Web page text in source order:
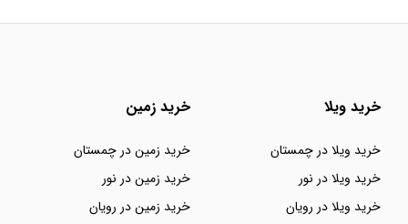
خرید ویلا
خرید ویلا در چمستان
خرید ویلا در نور
خرید ویلا در رویان
خرید زمین
خرید زمین در چمستان
خرید زمین در نور
خرید زمین در رویان